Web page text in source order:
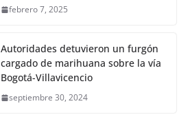
febrero 7, 2025
Autoridades detuvieron un furgón
cargado de marihuana sobre la vía
Bogotá-Villavicencio
septiembre 30, 2024